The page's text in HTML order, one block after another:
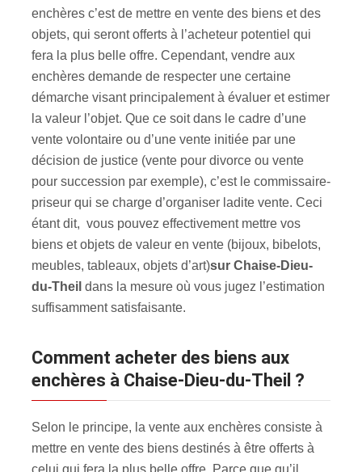
enchères c’est de mettre en vente des biens et des
objets, qui seront offerts à l’acheteur potentiel qui
fera la plus belle offre. Cependant, vendre aux
enchères demande de respecter une certaine
démarche visant principalement à évaluer et estimer
la valeur l’objet. Que ce soit dans le cadre d’une
vente volontaire ou d’une vente initiée par une
décision de justice (vente pour divorce ou vente
pour succession par exemple), c’est le commissaire-
priseur qui se charge d’organiser ladite vente. Ceci
étant dit, vous pouvez effectivement mettre vos
biens et objets de valeur en vente (bijoux, bibelots,
meubles, tableaux, objets d’art)sur Chaise-Dieu-
du-Theil dans la mesure où vous jugez l’estimation
suffisamment satisfaisante.
Comment acheter des biens aux
enchères à Chaise-Dieu-du-Theil ?
Selon le principe, la vente aux enchères consiste à
mettre en vente des biens destinés à être offerts à
celui qui fera la plus belle offre. Parce que qu’il